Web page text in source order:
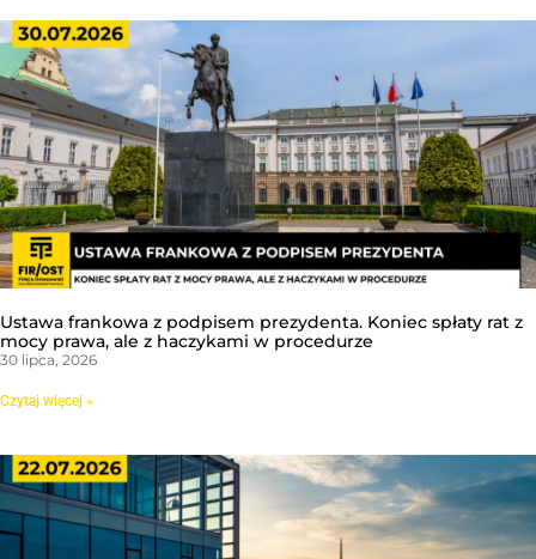
Ustawa frankowa z podpisem prezydenta. Koniec spłaty rat z
mocy prawa, ale z haczykami w procedurze
30 lipca, 2026
Czytaj więcej »